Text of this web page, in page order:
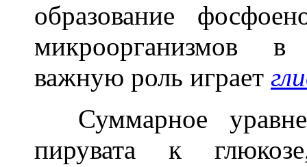
образование
микроорганизмов в
важную роль играет
Суммарное
пирувата к